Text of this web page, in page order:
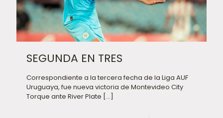
SEGUNDA EN TRES
Correspondiente a la tercera fecha de la Liga AUF
Uruguaya, fue nueva victoria de Montevideo City
Torque ante River Plate […]